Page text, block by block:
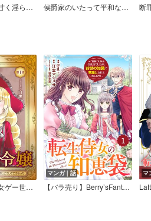
極上の執着愛で甘く淫らにイかされちゃいます…っ！アンソロジーコミック 侯爵家のいたって平和ないつもの食卓～堅物侯爵は後妻に事細かに指示をする～（コミック）【分冊版】
モブ顔令嬢～乙女ゲー世界の悪役令嬢に転生したのにどうしてこうなった～
マンガ｜話
【バラ売り】Berry’sFantasy転生侍女の知恵袋～“自称”人並み会社員でしたが、前世の知識で華麗にお仕えいたします！～
マ